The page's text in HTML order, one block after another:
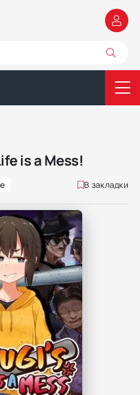
is a Mess!
В закладки